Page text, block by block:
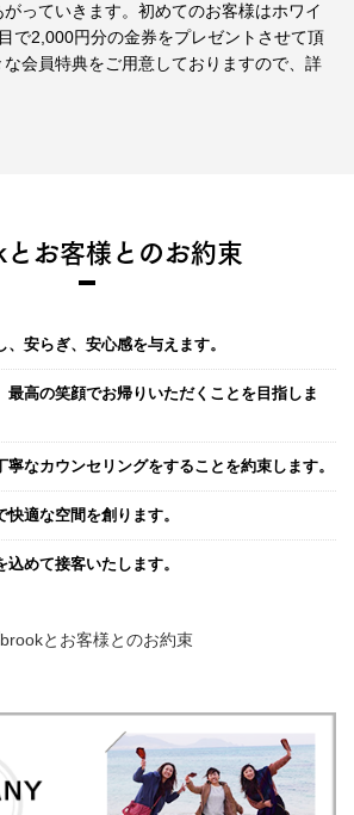
っていきます。初めてのお客様はホワイ
で2,000円分の金券をプレゼントさせて頂
会員特典をご用意しておりますので、詳
お客様とのお約束
安らぎ、安心感を与えます。
最高の笑顔でお帰りいただくことを目指しま
なカウンセリングをすることを約束します。
適な空間を創ります。
めて接客いたします。